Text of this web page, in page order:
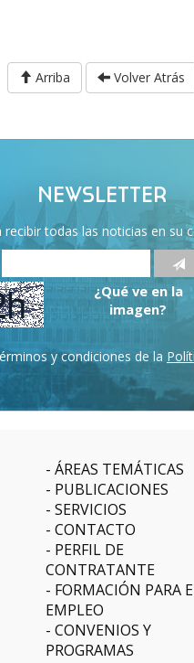
Arriba Volver Atrás
NEWSLETTER
recibir todas las noticias en su
¿Qué ve en la
imagen?
y condiciones de la
ÁREAS TEMÁTICAS
PUBLICACIONES
SERVICIOS
CONTACTO
PERFIL DE
CONTRATANTE
FORMACIÓN PARA
EMPLEO
CONVENIOS Y
PROGRAMAS